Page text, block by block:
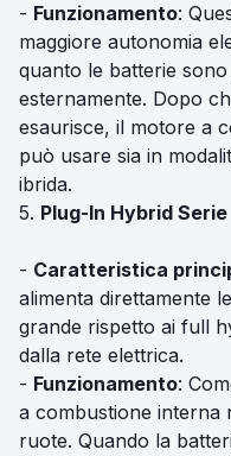
- Funzionamento:
maggiore autonomia
quanto le batterie
esternamente. Dopo
esaurisce, il motore a
può usare sia in
ibrida.
5. Plug-In Hybrid Serie
- Caratteristica
alimenta direttamente
grande rispetto ai full
dalla rete elettrica.
- Funzionamento:
a combustione interna
ruote. Quando la